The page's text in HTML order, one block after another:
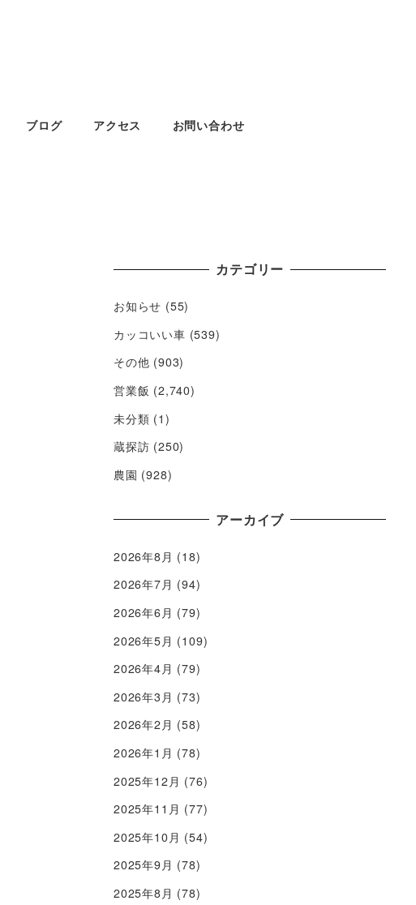
ブログ アクセス お問い合わせ
カテゴリー
お知らせ (55)
カッコいい車 (539)
その他 (903)
営業飯 (2,740)
未分類 (1)
蔵探訪 (250)
農園 (928)
アーカイブ
2026年8月 (18)
2026年7月 (94)
2026年6月 (79)
2026年5月 (109)
2026年4月 (79)
2026年3月 (73)
2026年2月 (58)
2026年1月 (78)
2025年12月 (76)
2025年11月 (77)
2025年10月 (54)
2025年9月 (78)
2025年8月 (78)